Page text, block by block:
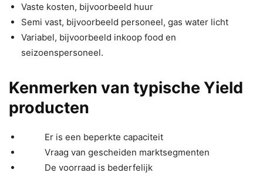
Vaste kosten, bijvoorbeeld huur
Semi vast, bijvoorbeeld personeel, gas water licht
Variabel, bijvoorbeeld inkoop food en
seizoenspersoneel.
Kenmerken van typische Yield
producten
Er is een beperkte capaciteit
Vraag van gescheiden marktsegmenten
De voorraad is bederfelijk